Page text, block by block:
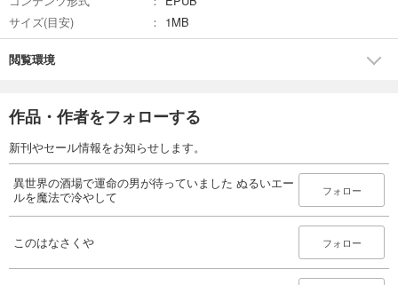
サイズ(目安)
1MB
閲覧環境
作品・作者をフォローする
新刊やセール情報をお知らせします。
異世界の酒場で運命の男が待っていました ぬるいエー
ルを魔法で冷やして
フォロー
このはなさくや フォロー